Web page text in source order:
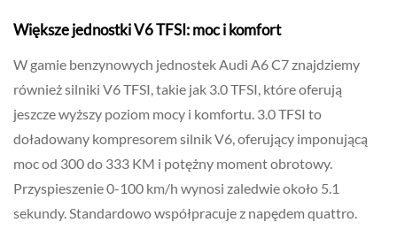
Większe jednostki V6 TFSI: moc i komfort
W gamie benzynowych jednostek Audi A6 C7 znajdziemy
również silniki V6 TFSI, takie jak 3.0 TFSI, które oferują
jeszcze wyższy poziom mocy i komfortu. 3.0 TFSI to
doładowany kompresorem silnik V6, oferujący imponującą
moc od 300 do 333 KM i potężny moment obrotowy.
Przyspieszenie 0-100 km/h wynosi zaledwie około 5.1
sekundy. Standardowo współpracuje z napędem quattro.